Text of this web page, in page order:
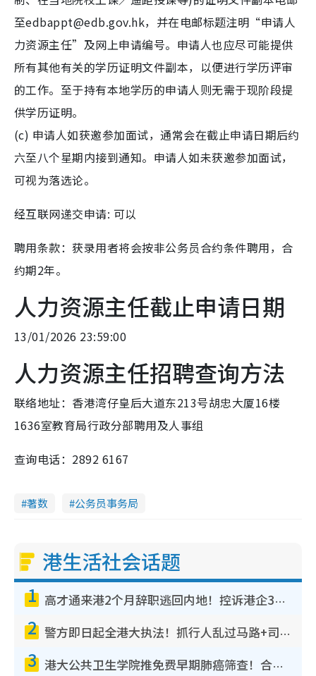
至edbappt@edb.gov.hk，并在电邮标题注明“申请人
力资源主任”及网上申请编号。申请人也应尽可能提供
所有其他有关的学历证明文件副本，以便进行学历评审
的工作。至于持有本地学历的申请人则无需于现阶段提
供学历证明。
(c) 申请人如获邀参加面试，通常会在截止申请日期后约
六至八个星期内接到通知。申请人如未获邀参加面试，
可视为落选论。
经互联网递交申请: 可以
聘用条款：获录用者将会按非公务员合约条件聘用，合
约期2年。
人力资源主任截止申请日期
13/01/2026 23:59:00
人力资源主任招聘查询方法
联络地址：香港湾仔皇后大道东213号胡忠大厦16楼
1636室教育局行政分部聘用及人事组
查询电话：2892 6167
著数 公务员事务局
港生活社会话题
1 高才通来港2个月辞职逃回内地！控诉港企3宗罪，叹微管理极窒息
2 警方即日起全港大执法！抓行人乱过马路+司机不专注驾驶！乱过马路罚$2000
3 港大公共卫生学院推免费早期肺癌筛查！合资格人士将获全额资助定期血液化验/电脑断层扫描/风险评估